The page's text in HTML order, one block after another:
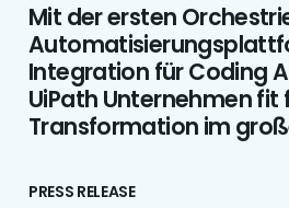
Mit der ersten
Integration für Coding
UiPath Unternehmen fit
Transformation im
PRESS RELEASE